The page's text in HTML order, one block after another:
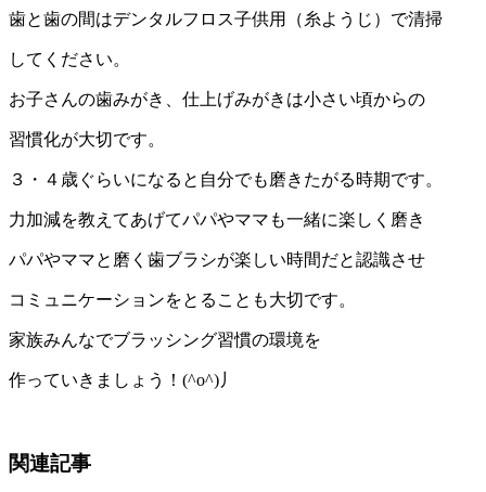
歯と歯の間はデンタルフロス子供用（糸ようじ）で清掃
してください。
お子さんの歯みがき、仕上げみがきは小さい頃からの
習慣化が大切です。
３・４歳ぐらいになると自分でも磨きたがる時期です。
力加減を教えてあげてパパやママも一緒に楽しく磨き
パパやママと磨く歯ブラシが楽しい時間だと認識させ
コミュニケーションをとることも大切です。
家族みんなでブラッシング習慣の環境を
作っていきましょう！(^o^)丿
関連記事